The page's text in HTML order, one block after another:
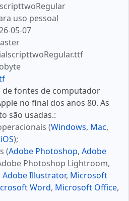
uso pessoal
05-07
de fontes de computador
no final dos anos 80. As
são usadas.:
(Windows, Mac,
iOS);
(Adobe Photoshop, Adobe
Photoshop Lightroom,
Adobe Illustrator, Microsoft
Word, Microsoft Office,